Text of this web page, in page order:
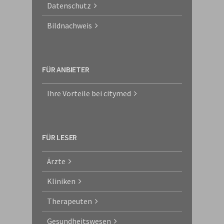
Datenschutz
Bildnachweis
FÜR ANBIETER
Ihre Vorteile bei citymed
FÜR LESER
Ärzte
Kliniken
Therapeuten
Gesundheitswesen